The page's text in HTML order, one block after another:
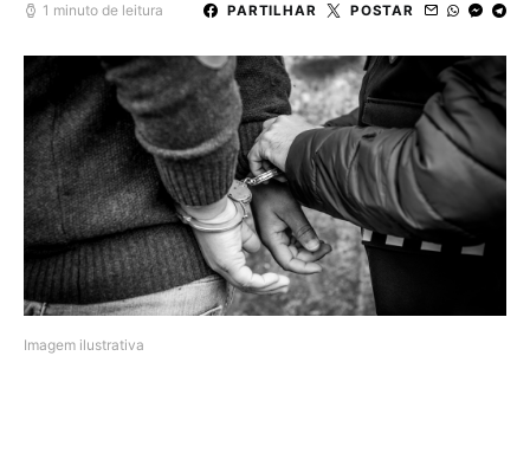
1 minuto de leitura PARTILHAR POSTAR
Imagem ilustrativa